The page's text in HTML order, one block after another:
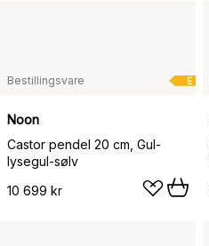
E
Bestillingsvare
Noon
Castor pendel 20 cm, Gul-
lysegul-sølv
10 699 kr